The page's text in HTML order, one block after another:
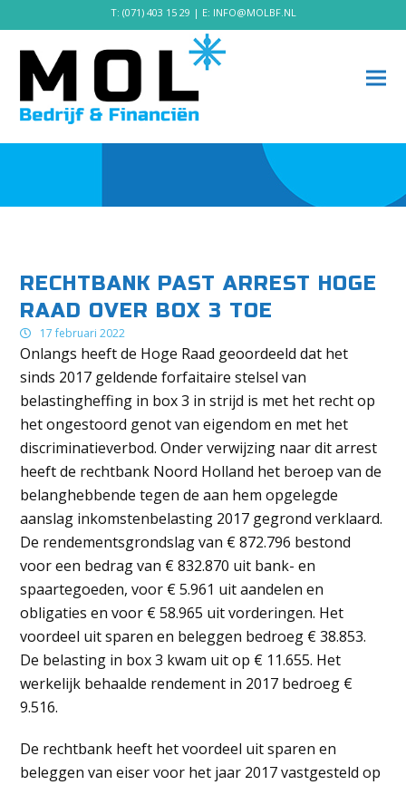
T: (071) 403 15 29 | E: INFO@MOLBF.NL
RECHTBANK PAST ARREST HOGE
RAAD OVER BOX 3 TOE
17 februari 2022
Onlangs heeft de Hoge Raad geoordeeld dat het
sinds 2017 geldende forfaitaire stelsel van
belastingheffing in box 3 in strijd is met het recht op
het ongestoord genot van eigendom en met het
discriminatieverbod. Onder verwijzing naar dit arrest
heeft de rechtbank Noord Holland het beroep van de
belanghebbende tegen de aan hem opgelegde
aanslag inkomstenbelasting 2017 gegrond verklaard.
De rendementsgrondslag van € 872.796 bestond
voor een bedrag van € 832.870 uit bank- en
spaartegoeden, voor € 5.961 uit aandelen en
obligaties en voor € 58.965 uit vorderingen. Het
voordeel uit sparen en beleggen bedroeg € 38.853.
De belasting in box 3 kwam uit op € 11.655. Het
werkelijk behaalde rendement in 2017 bedroeg €
9.516.
De rechtbank heeft het voordeel uit sparen en
beleggen van eiser voor het jaar 2017 vastgesteld op